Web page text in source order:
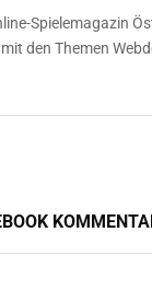
Spielemagazin
den Themen